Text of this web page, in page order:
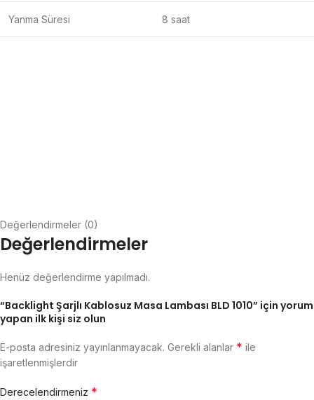
Yanma Süresi 8 saat
Değerlendirmeler (0)
Değerlendirmeler
Henüz değerlendirme yapılmadı.
“Backlight Şarjlı Kablosuz Masa Lambası BLD 1010” için yorum
yapan ilk kişi siz olun
E-posta adresiniz yayınlanmayacak. Gerekli alanlar * ile
işaretlenmişlerdir
Derecelendirmeniz *